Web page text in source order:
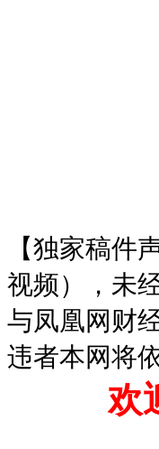
【独家稿件
视频），未
与凤凰网财
违者本网将
欢